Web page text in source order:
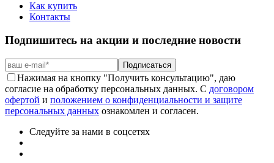
Как купить
Контакты
Подпишитесь на акции и последние новости
Подписаться
Нажимая на кнопку "Получить консультацию", даю
согласие на обработку персональных данных. С договором
офертой и положением о конфиденциальности и защите
персональных данных ознакомлен и согласен.
Следуйте за нами в соцсетях